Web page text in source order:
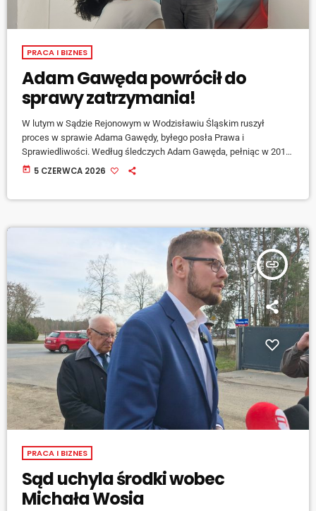
PRACA I BIZNES
Adam Gawęda powrócił do
sprawy zatrzymania!
W lutym w Sądzie Rejonowym w Wodzisławiu Śląskim ruszył
proces w sprawie Adama Gawędy, byłego posła Prawa i
Sprawiedliwości. Według śledczych Adam Gawęda, pełniąc w 2019
roku funkcję sekretarza stanu w Ministerstwie Energii, miał przyjąć
today 5 CZERWCA 2026
insert_link
PRACA I BIZNES
Sąd uchyla środki wobec
Michała Wosia